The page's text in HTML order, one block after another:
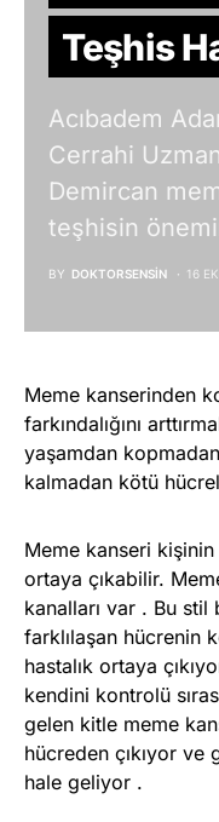
Teşhis
Acıbadem
Cerrahi
Demircan
teşhisin
BY DOKTORSENSIN 16
Meme kanserinden
farkındalığını
yaşamdan
kalmadan kötü
Meme kanseri
ortaya çıkabilir.
kanalları var . Bu
farklılaşan hücrenin
hastalık ortaya
kendini kontrolü
gelen kitle meme
hücreden çıkıyor
hale geliyor .